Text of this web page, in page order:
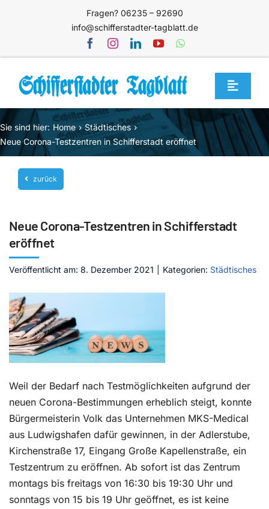
Fragen? 06235 – 92690
info@schifferstadter-tagblatt.de
Toggle
Home
Themen
Blog
Unternehmen
Mediathek
Jetzt abonnieren
Sie sind hier: Home
Städtisches
Neue Corona-Testzentren in Schifferstadt eröffnet
zurück
Neue Corona-Testzentren in Schifferstadt
eröffnet
Veröffentlicht am: 8. Dezember 2021 Kategorien: Städtisches
Weil der Bedarf nach Testmöglichkeiten aufgrund der
neuen Corona-Bestimmungen erheblich steigt, konnte
Bürgermeisterin Volk das Unternehmen MKS-Medical
aus Ludwigshafen dafür gewinnen, in der Adlerstube,
Kirchenstraße 17, Eingang Große Kapellenstraße, ein
Testzentrum zu eröffnen. Ab sofort ist das Zentrum
montags bis freitags von 16:30 bis 19:30 Uhr und
sonntags von 15 bis 19 Uhr geöffnet, es ist keine